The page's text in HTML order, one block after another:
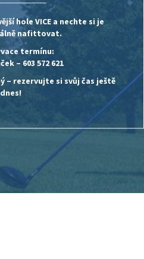
hole VICEa nechte si je
nafittovat.
termínu:
– 603 572 621
– rezervujte si svůj čas ještě
dnes!